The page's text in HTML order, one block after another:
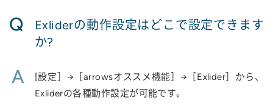
Q
Exliderの動作設定はどこで設定できます
か?
A
[設定］→［arrowsオススメ機能］→［Exlider］から、
Exliderの各種動作設定が可能です。